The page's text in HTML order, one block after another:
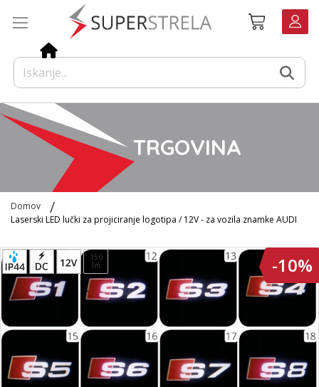
Košarica
TRGOVINA
Domov
Laserski LED lučki za projiciranje logotipa / 12V - za vozila znamke AUDI
Preskoči
na
konec
galerije
150
lm
-10%